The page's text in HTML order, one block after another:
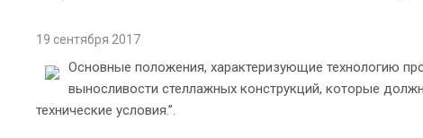
19 сентября 2017
Основные положения, характеризующие технологию
выносливости стеллажных конструкций, которые
технические условия.”.